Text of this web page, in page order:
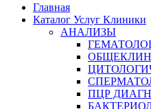
Главная
Каталог Услуг Клиники
АНАЛИЗЫ
ПЦР